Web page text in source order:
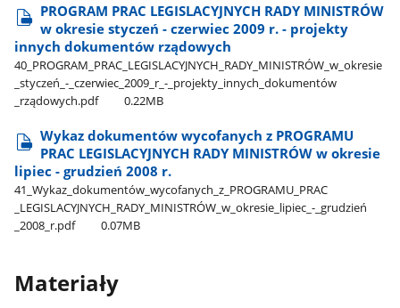
PROGRAM PRAC LEGISLACYJNYCH RADY MINISTRÓW
w okresie styczeń - czerwiec 2009 r. - projekty
innych dokumentów rządowych
40​_PROGRAM​_PRAC​_LEGISLACYJNYCH​_RADY​_MINISTRÓW​_w​_okresie​
_styczeń​_-​_czerwiec​_2009​_r​_-​_projekty​_innych​_dokumentów​
_rządowych.pdf
0.22MB
Wykaz dokumentów wycofanych z PROGRAMU
PRAC LEGISLACYJNYCH RADY MINISTRÓW w okresie
lipiec - grudzień 2008 r.
41​_Wykaz​_dokumentów​_wycofanych​_z​_PROGRAMU​_PRAC​
_LEGISLACYJNYCH​_RADY​_MINISTRÓW​_w​_okresie​_lipiec​_-​_grudzień​
_2008​_r.pdf
0.07MB
Materiały